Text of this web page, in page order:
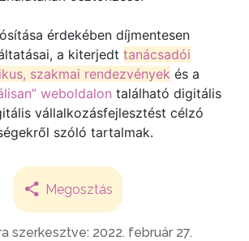
érdekében díjmentesen
a kiterjedt tanácsadói
szakmai rendezvények és a
weboldalon található digitális
vállalkozásfejlesztést célzó
szóló tartalmak.
Megosztás
szerkesztve: 2022. február 27.